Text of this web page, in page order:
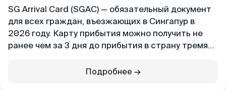
за помощь, буду пользоваться вашим каналом
и рекомендовать своим друзьям. Огромное
спасибо 🙏💕
SG Arrival Card (SGAC) — обязательный документ
для всех граждан, въезжающих в Сингапур в
2026 году. Карту прибытия можно получить не
ранее чем за 3 дня до прибытия в страну тремя
предъявить на границе. В ином случае вас не
Подробнее →